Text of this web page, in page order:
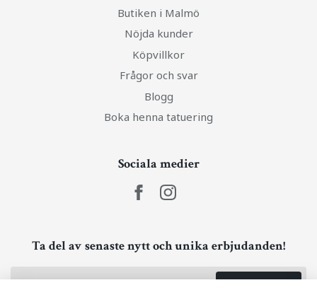
Butiken i Malmö
Nöjda kunder
Köpvillkor
Frågor och svar
Blogg
Boka henna tatuering
Sociala medier
Ta del av senaste nytt och unika erbjudanden!